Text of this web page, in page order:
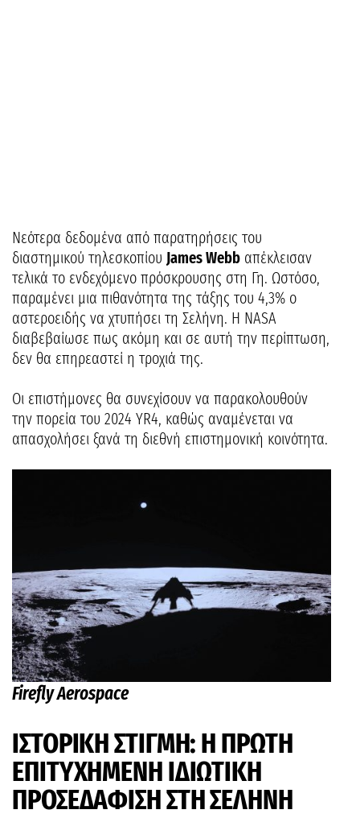
Νεότερα δεδομένα από παρατηρήσεις του
διαστημικού τηλεσκοπίου James Webb απέκλεισαν
τελικά το ενδεχόμενο πρόσκρουσης στη Γη. Ωστόσο,
παραμένει μια πιθανότητα της τάξης του 4,3% ο
αστεροειδής να χτυπήσει τη Σελήνη. Η NASA
διαβεβαίωσε πως ακόμη και σε αυτή την περίπτωση,
δεν θα επηρεαστεί η τροχιά της.
Οι επιστήμονες θα συνεχίσουν να παρακολουθούν
την πορεία του 2024 YR4, καθώς αναμένεται να
απασχολήσει ξανά τη διεθνή επιστημονική κοινότητα.
Firefly Aerospace
ΙΣΤΟΡΙΚΗ ΣΤΙΓΜΗ: Η ΠΡΩΤΗ
ΕΠΙΤΥΧΗΜΕΝΗ ΙΔΙΩΤΙΚΗ
ΠΡΟΣΕΔΑΦΙΣΗ ΣΤΗ ΣΕΛΗΝΗ